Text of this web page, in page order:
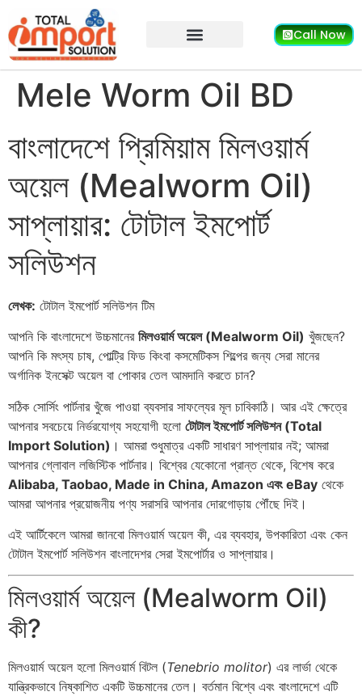
Call Now
Mele Worm Oil BD
বাংলাদেশে প্রিমিয়াম মিলওয়ার্ম
অয়েল (Mealworm Oil)
সাপ্লায়ার: টোটাল ইমপোর্ট
সলিউশন
লেখক: টোটাল ইমপোর্ট সলিউশন টিম
আপনি কি বাংলাদেশে উচ্চমানের মিলওয়ার্ম অয়েল (Mealworm Oil) খুঁজছেন?
আপনি কি মৎস্য চাষ, পোল্ট্রি ফিড কিংবা কসমেটিকস শিল্পের জন্য সেরা মানের
অর্গানিক ইনসেক্ট অয়েল বা পোকার তেল আমদানি করতে চান?
সঠিক সোর্সিং পার্টনার খুঁজে পাওয়া ব্যবসার সাফল্যের মূল চাবিকাঠি। আর এই ক্ষেত্রে
আপনার সবচেয়ে নির্ভরযোগ্য সহযোগী হলো টোটাল ইমপোর্ট সলিউশন (Total
Import Solution) । আমরা শুধুমাত্র একটি সাধারণ সাপ্লায়ার নই; আমরা
আপনার গ্লোবাল লজিস্টিক পার্টনার। বিশ্বের যেকোনো প্রান্ত থেকে, বিশেষ করে
Alibaba, Taobao, Made in China, Amazon এবং eBay থেকে
আমরা আপনার প্রয়োজনীয় পণ্য সরাসরি আপনার দোরগোড়ায় পৌঁছে দিই।
এই আর্টিকেলে আমরা জানবো মিলওয়ার্ম অয়েল কী, এর ব্যবহার, উপকারিতা এবং কেন
টোটাল ইমপোর্ট সলিউশন বাংলাদেশর সেরা ইমপোর্টার ও সাপ্লায়ার।
মিলওয়ার্ম অয়েল (Mealworm Oil)
কী?
মিলওয়ার্ম অয়েল হলো মিলওয়ার্ম বিটল (Tenebrio molitor) এর লার্ভা থেকে
যান্ত্রিকভাবে নিষ্কাশিত একটি উচ্চমানের তেল। বর্তমান বিশ্বে এবং বাংলাদেশে এটি